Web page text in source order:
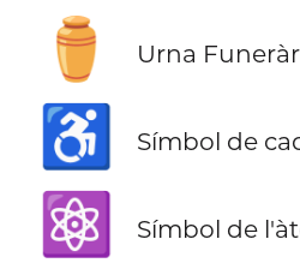
⚱️ Urna
♿ Símbol de
⚛️ Símbol de